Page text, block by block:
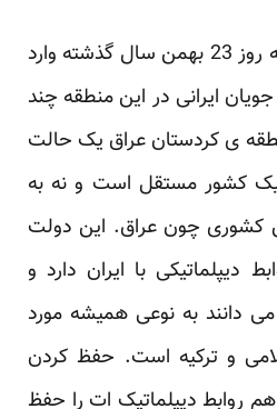
به نظر این روزنامه نگار که روز 23 بهمن سال گذشته وارد
ایرانی در این منطقه چند
ی کردستان عراق یک حالت
یک کشور مستقل است و نه به
کشوری چون عراق. این دولت
دیپلماتیکی با ایران دارد و
دانند به نوعی همیشه مورد
و ترکیه است. حفظ کردن
هم روابط دیپلماتیک ات را حفظ